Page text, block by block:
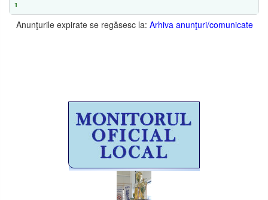
1
Anunţurile expirate se regăsesc la: Arhiva anunţuri/comunicate